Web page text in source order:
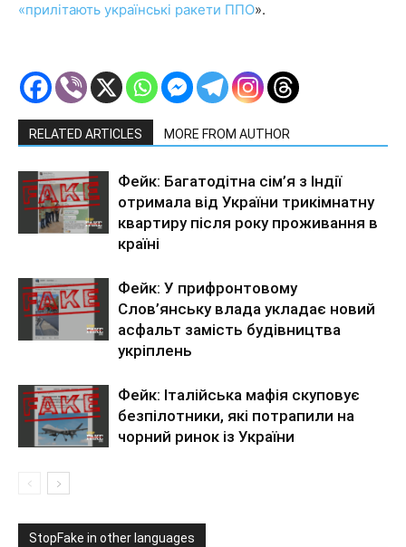
«прилітають українські ракети ППО».
RELATED ARTICLES MORE FROM AUTHOR
Фейк: Багатодітна сім’я з Індії
отримала від України трикімнатну
квартиру після року проживання в
країні
Фейк: У прифронтовому
Слов’янську влада укладає новий
асфальт замість будівництва
укріплень
Фейк: Італійська мафія скуповує
безпілотники, які потрапили на
чорний ринок із України
StopFake in other languages